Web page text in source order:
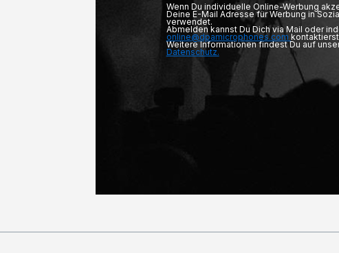
Wenn Du individuelle Online-Werbung
Deine E-Mail Adresse für Werbung in
verwendet.
Abmelden kannst Du Dich via Mail oder
online@dpamicrophones.com
Weitere Informationen findest Du auf
Datenschutz.